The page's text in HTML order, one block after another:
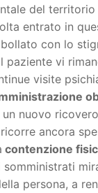
del territorio
entrato in
con lo
paziente vi
visite
un nuovo
ancora
contenzione
persona, a